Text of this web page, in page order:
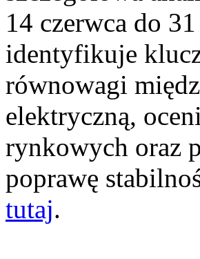
14 czerwca do
identyfikuje
równowagi
elektryczną,
rynkowych oraz
poprawę
tutaj.